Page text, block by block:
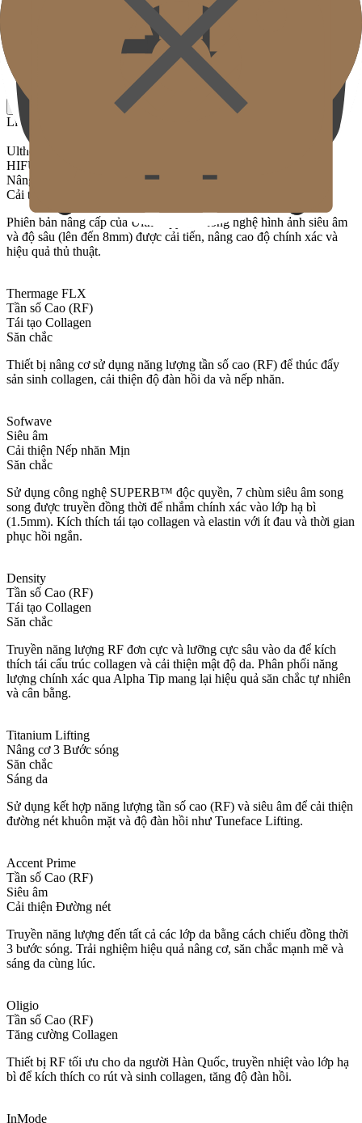
Chăm sóc Da (Skincare)
Điều trị Sắc tố (Pigment Treatment)
Thiết bị Chẩn đoán (Diagnosis Equipment)
Lifting
Ultherapy Prime
HIFU
Nâng cơ Chính xác
Cải thiện Độ chính xác
Phiên bản nâng cấp của Ultherapy với công nghệ hình ảnh siêu âm
và độ sâu (lên đến 8mm) được cải tiến, nâng cao độ chính xác và
hiệu quả thủ thuật.
Thermage FLX
Tần số Cao (RF)
Tái tạo Collagen
Săn chắc
Thiết bị nâng cơ sử dụng năng lượng tần số cao (RF) để thúc đẩy
sản sinh collagen, cải thiện độ đàn hồi da và nếp nhăn.
Sofwave
Siêu âm
Cải thiện Nếp nhăn Mịn
Săn chắc
Sử dụng công nghệ SUPERB™ độc quyền, 7 chùm siêu âm song
song được truyền đồng thời để nhắm chính xác vào lớp hạ bì
(1.5mm). Kích thích tái tạo collagen và elastin với ít đau và thời gian
phục hồi ngắn.
Density
Tần số Cao (RF)
Tái tạo Collagen
Săn chắc
Truyền năng lượng RF đơn cực và lưỡng cực sâu vào da để kích
thích tái cấu trúc collagen và cải thiện mật độ da. Phân phối năng
lượng chính xác qua Alpha Tip mang lại hiệu quả săn chắc tự nhiên
và cân bằng.
Titanium Lifting
Nâng cơ 3 Bước sóng
Săn chắc
Sáng da
Sử dụng kết hợp năng lượng tần số cao (RF) và siêu âm để cải thiện
đường nét khuôn mặt và độ đàn hồi như Tuneface Lifting.
Accent Prime
Tần số Cao (RF)
Siêu âm
Cải thiện Đường nét
Truyền năng lượng đến tất cả các lớp da bằng cách chiếu đồng thời
3 bước sóng. Trải nghiệm hiệu quả nâng cơ, săn chắc mạnh mẽ và
sáng da cùng lúc.
Oligio
Tần số Cao (RF)
Tăng cường Collagen
Thiết bị RF tối ưu cho da người Hàn Quốc, truyền nhiệt vào lớp hạ
bì để kích thích co rút và sinh collagen, tăng độ đàn hồi.
InMode